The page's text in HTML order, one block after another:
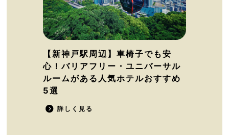
【新神戸駅周辺】車椅子でも安
心！バリアフリー・ユニバーサル
ルームがある人気ホテルおすすめ
5選
詳しく見る